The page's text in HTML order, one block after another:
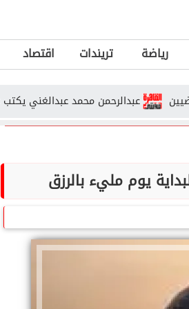
رياضة تريندات اقتصاد
عبدالرحمن محمد عبدالغني يكتب : صراع